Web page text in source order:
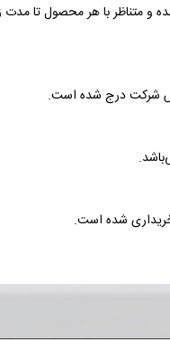
و متناظر با هر محصول تا مدت
شرکت درج شده است.
خریداری شده است.